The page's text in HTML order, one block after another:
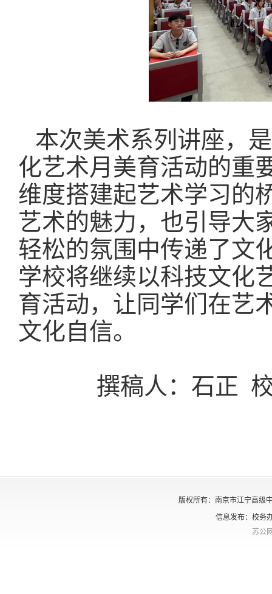
本次美术系列讲座，
化艺术月美育活动的重
维度搭建起艺术学习的
艺术的魅力，也引导大
轻松的氛围中传递了文
学校将继续以科技文化
育活动，让同学们在艺
文化自信。
撰稿人：石正
版权所有：南京市江宁高级
信息发布：校务
苏公